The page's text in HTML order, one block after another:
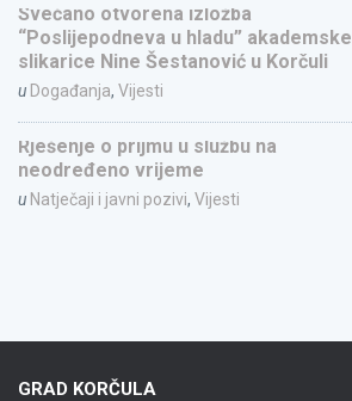
Svečano otvorena izložba
“Poslijepodneva u hladu” akademske
slikarice Nine Šestanović u Korčuli
u Događanja, Vijesti
Rješenje o prijmu u službu na
neodređeno vrijeme
u Natječaji i javni pozivi, Vijesti
GRAD KORČULA